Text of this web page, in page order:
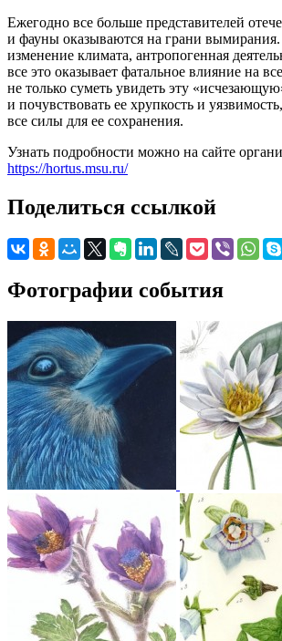
Ежегодно все больше представителей
и фауны оказываются на грани
изменение климата, антропогенная
все это оказывает фатальное влияние на
не только суметь увидеть эту
и почувствовать ее хрупкость и
все силы для ее сохранения.
Узнать подробности можно на сайте
https://hortus.msu.ru/
Поделиться ссылкой
Фотографии события